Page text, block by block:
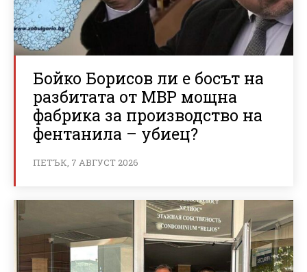
Бойко Борисов ли е босът на
разбитата от МВР мощна
фабрика за производство на
фентанила – убиец?
ПЕТЪК, 7 АВГУСТ 2026